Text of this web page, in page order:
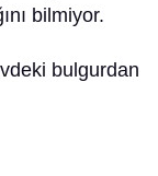
bilmiyor.
bulgurdan